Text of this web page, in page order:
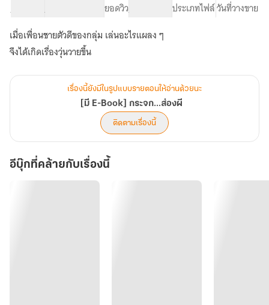
จำนวนคำ จำนวนหน้า (A5) ยอดวิวระดับเนื้อหา ประเภทไฟล์วันที่วางขาย
เมื่อเพื่อนชายตัวดีของกลุ่ม เล่นอะไรแผลง ๆ
จึงได้เกิดเรื่องวุ่นวายขึ้น
เรื่องนี้ยังมีในรูปแบบรายตอนให้อ่านด้วยนะ
[มี E-Book] กระจก...ส่องผี
ติดตามเรื่องนี้
อีบุ๊กที่คล้ายกับเรื่องนี้